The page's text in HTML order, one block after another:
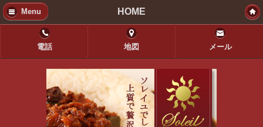
Menu HOME
電話 地図 メール